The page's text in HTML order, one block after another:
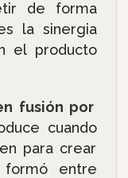
de forma
la sinergia
el producto
fusión por
cuando
para crear
formó entre